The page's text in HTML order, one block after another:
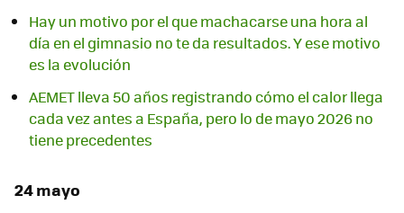
Hay un motivo por el que machacarse una hora al
día en el gimnasio no te da resultados. Y ese motivo
es la evolución
AEMET lleva 50 años registrando cómo el calor llega
cada vez antes a España, pero lo de mayo 2026 no
tiene precedentes
24 mayo